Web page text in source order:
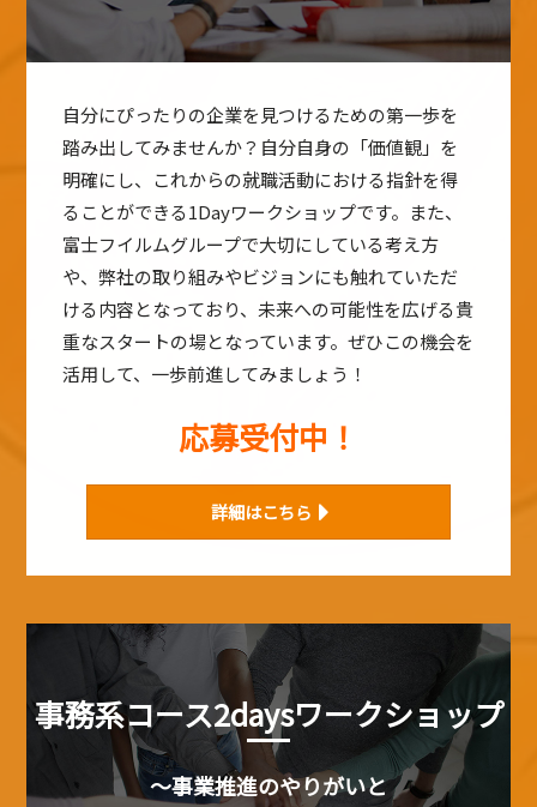
事務系コース2daysワークショップ
～事業推進のやりがいと
自分にぴったりの企業を見つけるための第一歩を
踏み出してみませんか？自分自身の「価値観」を
明確にし、これからの就職活動における指針を得
ることができる1Dayワークショップです。また、
富士フイルムグループで大切にしている考え方
や、弊社の取り組みやビジョンにも触れていただ
ける内容となっており、未来への可能性を広げる貴
重なスタートの場となっています。ぜひこの機会を
活用して、一歩前進してみましょう！
応募受付中！
詳細はこちら